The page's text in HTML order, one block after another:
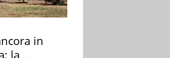
in
la